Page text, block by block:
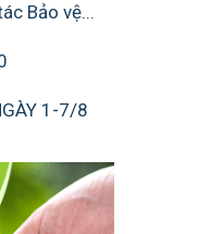
Bảo vệ...
1-7/8